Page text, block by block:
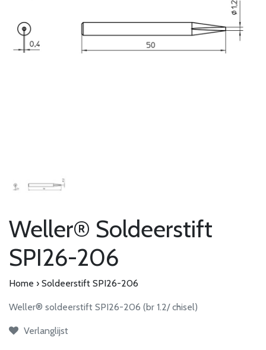
Weller® Soldeerstift
SPI26-206
Home › Soldeerstift SPI26-206
Weller® soldeerstift SPI26-206 (br 1.2/ chisel)
Verlanglijst